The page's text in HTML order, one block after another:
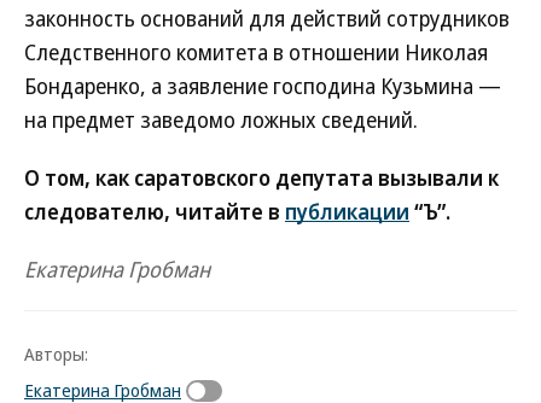
законность оснований для действий сотрудников
Следственного комитета в отношении Николая
Бондаренко, а заявление господина Кузьмина —
на предмет заведомо ложных сведений.
О том, как саратовского депутата вызывали к
следователю, читайте в публикации “Ъ”.
Екатерина Гробман
Авторы:
Екатерина Гробман